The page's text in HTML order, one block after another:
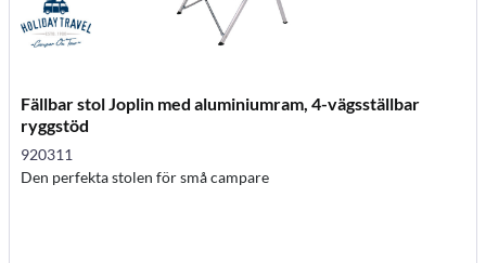
Fällbar stol Joplin med aluminiumram, 4-vägsställbar
ryggstöd
920311
Den perfekta stolen för små campare